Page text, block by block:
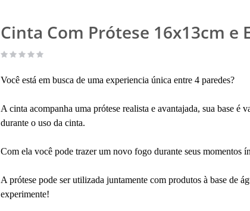
Cinta Com Prótese 16x13cm e
Você está em busca de uma experiencia única entre 4 paredes?
A cinta acompanha uma prótese realista e avantajada, sua base é
durante o uso da cinta.
Com ela você pode trazer um novo fogo durante seus momentos
A prótese pode ser utilizada juntamente com produtos à base de
experimente!